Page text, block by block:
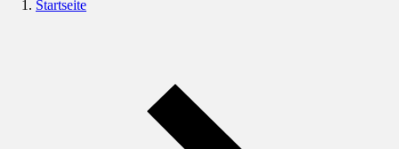
Startseite